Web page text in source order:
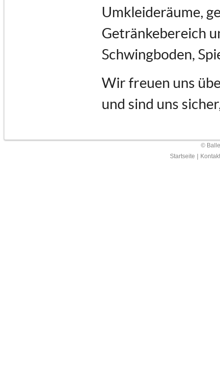
Umkleideräume,
Getränkebereich
Schwingboden,
Wir freuen uns
und sind uns
©
Startseite
Kontakt